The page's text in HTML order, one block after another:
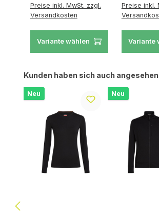
Preise inkl. MwSt. zzgl.
Versandkosten
Variante wählen
Preise inkl.
Variante
Produktgalerie überspringen
Kunden haben sich auch angesehen
Neu Neu